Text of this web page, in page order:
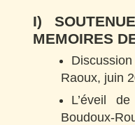
I)
MEMOIRES
Raoux, juin
L’éveil
Boudoux-